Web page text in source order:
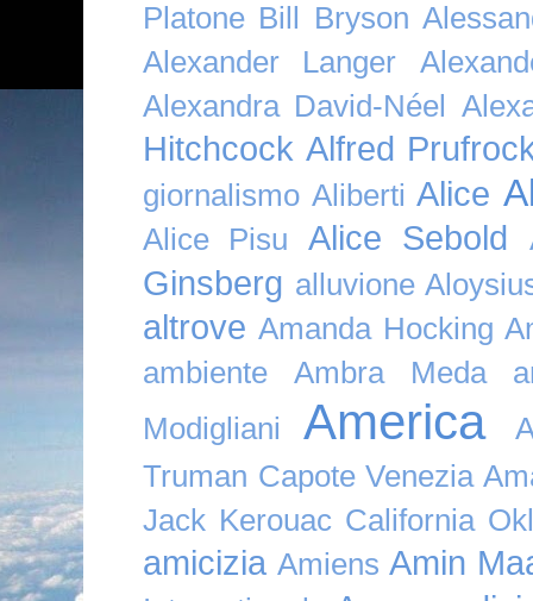
Platone Bill Bryson
Alexander Langer
Alexandra David-Néel
Hitchcock Alfred
giornalismo Aliberti Alice
Alice Pisu Alice Sebold
Ginsberg alluvione
altrove Amanda Hocking
ambiente
Ambra Meda
Modigliani
America
Truman Capote Venezia
Jack Kerouac California
amicizia Amiens Amin